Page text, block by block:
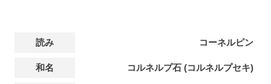
読み コーネルピン
和名 コルネルプ石 (コルネルプセキ)